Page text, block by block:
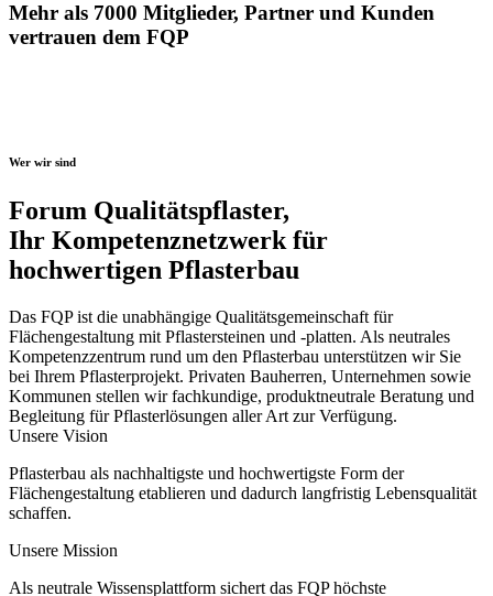
Mehr als 7000 Mitglieder, Partner und Kunden
vertrauen dem FQP
Wer wir sind
Forum Qualitätspflaster,
Ihr Kompetenznetzwerk für
hochwertigen Pflasterbau
Das FQP ist die unabhängige Qualitätsgemeinschaft für
Flächengestaltung mit Pflastersteinen und -platten. Als neutrales
Kompetenzzentrum rund um den Pflasterbau unterstützen wir Sie
bei Ihrem Pflasterprojekt. Privaten Bauherren, Unternehmen sowie
Kommunen stellen wir fachkundige, produktneutrale Beratung und
Begleitung für Pflasterlösungen aller Art zur Verfügung.
Unsere Vision
Pflasterbau als nachhaltigste und hochwertigste Form der
Flächengestaltung etablieren und dadurch langfristig Lebensqualität
schaffen.
Unsere Mission
Als neutrale Wissensplattform sichert das FQP höchste